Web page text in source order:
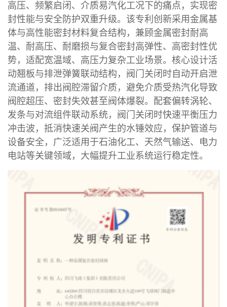
高压、频繁启闭、介质易汽化工况下的痛点，实现密
封性能与安全防护双重升级。该专利创新采用金属基
体与高性能密封材料复合结构，兼顾金属密封耐高
温、耐高压、耐磨损与复合密封高弹性、高密封性优
势，适配宽温域、高压力复杂工业场景。核心设计活
动翘板与排泄弹簧联动结构，阀门关闭时自动开启泄
流通道，排出阀腔滞留介质，避免介质受热汽化导致
阀腔超压、密封失效甚至阀体爆裂。配套偏转涡轮、
发条与对流组件联动系统，阀门关闭时快速平衡压力
冲击波，抵消快速关阀产生的水锤效应，保护管道与
设备安全，广泛适用于石油化工、天然气输送、电力
电站等关键领域，大幅提升工业系统运行稳定性。